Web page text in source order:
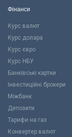
Фінанси
Курс валют
Курс долара
Курс євро
Курс НБУ
Банківські картки
Інвестиційні брокери
Міжбанк
Депозити
Тарифи на газ
Конвертер валют